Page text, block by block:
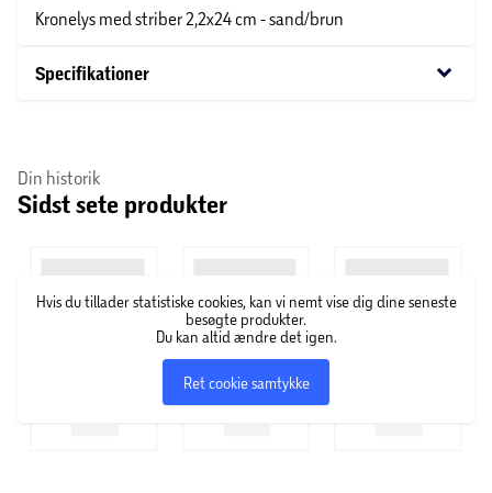
Kronelys med striber 2,2x24 cm - sand/brun
Specifikationer keyboard_arrow_down
Din historik
Sidst sete produkter
Hvis du tillader statistiske cookies, kan vi nemt vise dig dine seneste
besøgte produkter.
Du kan altid ændre det igen.
Ret cookie samtykke